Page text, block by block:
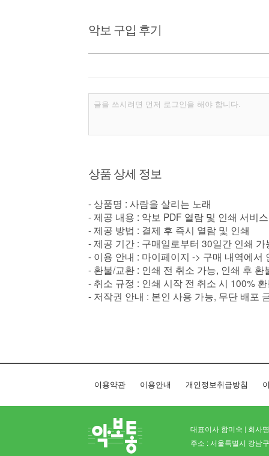
악보 구입 후기
상품 상세 정보
- 상품명 : 사람을 살리는 노래
- 제공 내용 : 악보 PDF 열람 및 인쇄 서비스
- 제공 방법 : 결제 후 즉시 열람 및 인쇄
- 제공 기간 : 구매일로부터 30일간 인쇄
- 이용 안내 : 마이페이지 -> 구매 내역에서
- 환불/교환 : 인쇄 전 취소 가능, 인쇄 후 환
- 취소 규정 : 인쇄 시작 전 취소 시 100%
- 저작권 안내 : 본인 사용 가능, 무단 배포
이용약관 이용안내 개인정보취급방침
대표이사 함미숙 | 회사
주소 : 서울특별시 강남